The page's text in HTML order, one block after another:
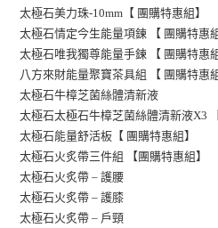
太極石美力珠-10mm【 團購特惠組】
太極石情定今生能量項鍊 【 團購特惠組
太極石唯我獨尊能量手鍊 【 團購特惠
八方來財能量聚寶茶具組 【 團購特惠組
太極石牛樟芝菌絲體清新液
太極石太極石牛樟芝菌絲體清新液X3
太極石能量舒活板【 團購特惠組】
太極石火炙帶三件組 【團購特惠組】
太極石火炙帶 – 護腰
太極石火炙帶 – 護膝
太極石火炙帶 – 戶頸